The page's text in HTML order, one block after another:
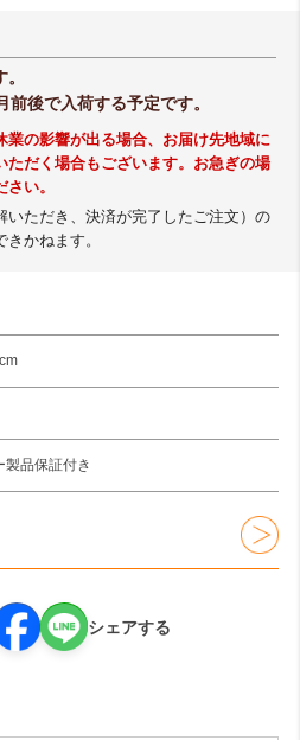
後で入荷する予定です。
の影響が出る場合、お届け先地域に
ただく場合もございます。お急ぎの場
い。
ただき、決済が完了したご注文）の
かねます。
製品保証付き
シェアする